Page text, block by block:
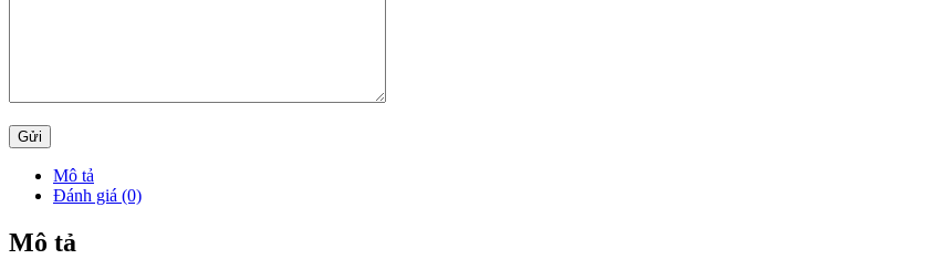
Mô tả
Đánh giá (0)
Mô tả